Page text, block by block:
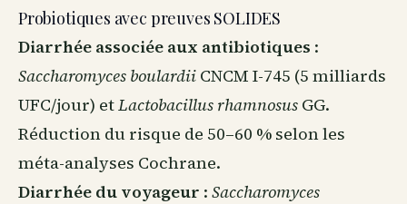
Probiotiques avec preuves SOLIDES
Diarrhée associée aux antibiotiques :
Saccharomyces boulardii CNCM I-745 (5 milliards
UFC/jour) etLactobacillus rhamnosus GG.
Réduction du risque de 50–60 % selon les
méta-analyses Cochrane.
Diarrhée du voyageur : Saccharomyces